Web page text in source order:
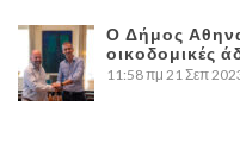
Ο Δήμος
οικοδομικές
11:58 πμ 21 Σεπ